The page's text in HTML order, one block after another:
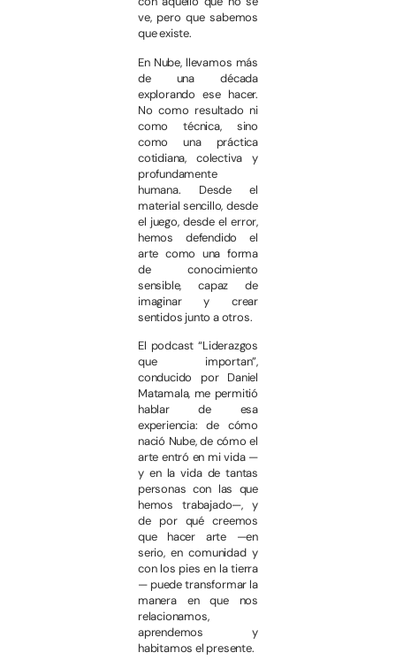
ve, pero que sabemos
que existe.
En Nube, llevamos más
de una década
explorando ese hacer.
No como resultado ni
como técnica, sino
como una práctica
cotidiana, colectiva y
profundamente
humana. Desde el
material sencillo, desde
el juego, desde el error,
hemos defendido el
arte como una forma
de conocimiento
sensible, capaz de
imaginar y crear
sentidos junto a otros.
El podcast “Liderazgos
que importan”,
conducido por Daniel
Matamala, me permitió
hablar de esa
experiencia: de cómo
nació Nube, de cómo el
arte entró en mi vida —
y en la vida de tantas
personas con las que
hemos trabajado—, y
de por qué creemos
que hacer arte —en
serio, en comunidad y
con los pies en la tierra
— puede transformar la
manera en que nos
relacionamos,
aprendemos y
habitamos el presente.